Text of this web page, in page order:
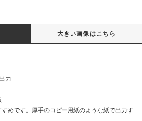
大きい画像はこちら
力
めです。厚手のコピー用紙のような紙で出力す